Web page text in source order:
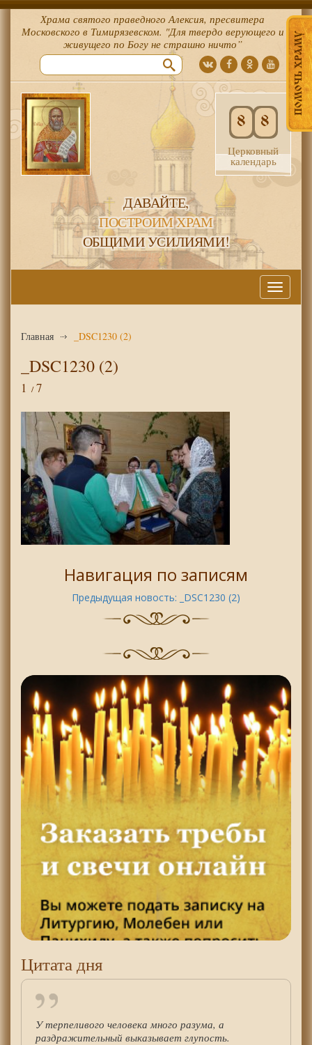
ПОМОЧЬ ХРАМУ
Храма святого праведного Алексия, пресвитера
Московского в Тимирязевском. "Для твердо верующего и
живущего по Богу не страшно ничто”
8 8
Церковный
календарь
ДАВАЙТЕ,
ПОСТРОИМ ХРАМ
ОБЩИМИ УСИЛИЯМИ!
Меню
Главная _DSC1230 (2)
_DSC1230 (2)
1 7
Навигация по записям
Предыдущая новость: _DSC1230 (2)
Цитата дня
У терпеливого человека много разума, а
раздражительный выказывает глупость.